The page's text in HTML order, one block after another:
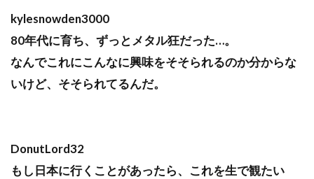
kylesnowden3000
80年代に育ち、ずっとメタル狂だった…。
なんでこれにこんなに興味をそそられるのか分からな
いけど、そそられてるんだ。
DonutLord32
もし日本に行くことがあったら、これを生で観たい